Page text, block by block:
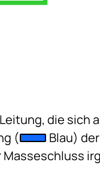
die sich
(
Blau)